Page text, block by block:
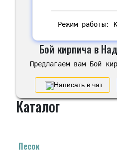
Режим работы:
Бой кирпича в
Предлагаем вам Бой
Написать в чат
Каталог
Песок